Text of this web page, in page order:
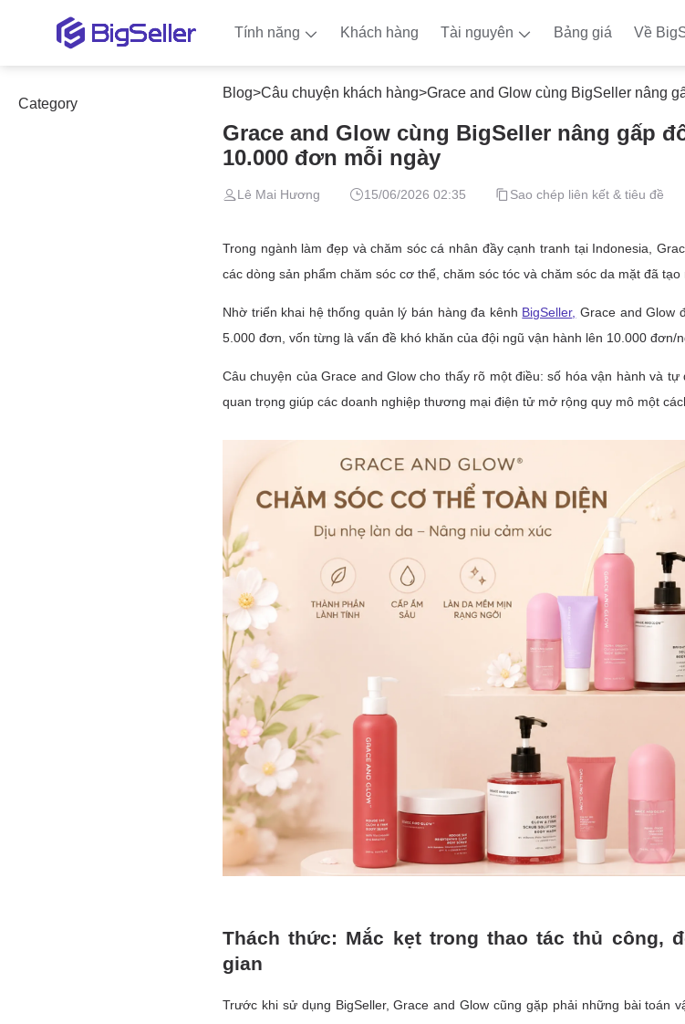
Tính năng Khách hàng Tài nguyên Bảng giá Về
Category
Blog>Câu chuyện khách hàng>Grace and Glow cùng BigSeller nâng gấp
Grace and Glow cùng BigSeller nâng gấp
10.000 đơn mỗi ngày
Lê Mai Hương 15/06/2026 02:35 Sao chép liên kết & tiêu đề